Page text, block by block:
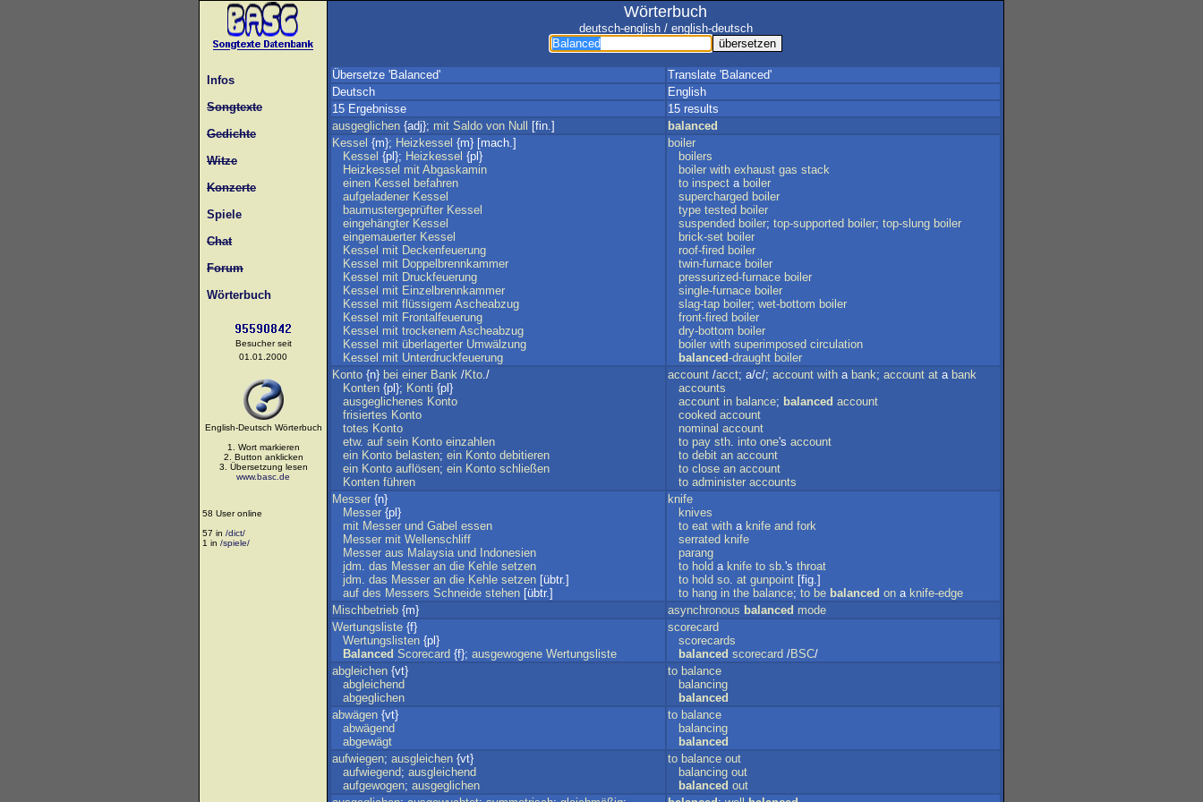
Infos
Songtexte
Gedichte
Witze
Konzerte
Spiele
Chat
Forum
Wörterbuch
Besucher seit
01.01.2000
English-Deutsch Wörterbuch
1. Wort markieren
2. Button anklicken
3. Übersetzung lesen
www.basc.de
58 User online
57 in /dict/
1 in /spiele/
Wörterbuch
deutsch-english / english-deutsch
Übersetze 'Balanced'
Translate 'Balanced'
Deutsch
English
15 Ergebnisse
15 results
ausgeglichen {adj}; mit Saldo von Null [fin.]
balanced
Kessel {m}; Heizkessel {m} [mach.]
Kessel {pl}; Heizkessel {pl}
Heizkessel mit Abgaskamin
einen Kessel befahren
aufgeladener Kessel
baumustergeprüfter Kessel
eingehängter Kessel
eingemauerter Kessel
Kessel mit Deckenfeuerung
Kessel mit Doppelbrennkammer
Kessel mit Druckfeuerung
Kessel mit Einzelbrennkammer
Kessel mit flüssigem Ascheabzug
Kessel mit Frontalfeuerung
Kessel mit trockenem Ascheabzug
Kessel mit überlagerter Umwälzung
Kessel mit Unterdruckfeuerung
boiler
boilers
boiler with exhaust gas stack
to inspect a boiler
supercharged boiler
type tested boiler
suspended boiler; top-supported boiler; top-slung boiler
brick-set boiler
roof-fired boiler
twin-furnace boiler
pressurized-furnace boiler
single-furnace boiler
slag-tap boiler; wet-bottom boiler
front-fired boiler
dry-bottom boiler
boiler with superimposed circulation
balanced-draught boiler
Konto {n} bei einer Bank /Kto./
Konten {pl}; Konti {pl}
ausgeglichenes Konto
frisiertes Konto
totes Konto
etw. auf sein Konto einzahlen
ein Konto belasten; ein Konto debitieren
ein Konto auflösen; ein Konto schließen
Konten führen
account /acct; a/c/; account with a bank; account at a bank
accounts
account in balance; balanced account
cooked account
nominal account
to pay sth. into one's account
to debit an account
to close an account
to administer accounts
Messer {n}
Messer {pl}
mit Messer und Gabel essen
Messer mit Wellenschliff
Messer aus Malaysia und
Indonesien
jdm. das Messer an die Kehle setzen
jdm. das Messer an die Kehle setzen [übtr.]
auf des Messers Schneide stehen [übtr.]
knife
knives
to eat with a knife and fork
serrated knife
parang
to hold a knife to sb.'s throat
to hold so. at gunpoint [fig.]
to hang in the balance; to be balanced on a knife-edge
Mischbetrieb {m} asynchronous balanced mode
Wertungsliste {f}
Wertungslisten {pl}
Balanced Scorecard {f}; ausgewogene Wertungsliste
scorecard
scorecards
balanced scorecard /BSC/
abgleichen {vt}
abgleichend
abgeglichen
to balance
balancing
balanced
abwägen {vt}
abwägend
abgewägt
to balance
balancing
balanced
aufwiegen; ausgleichen {vt}
aufwiegend; ausgleichend
aufgewogen; ausgeglichen
to balance out
balancing out
balanced out